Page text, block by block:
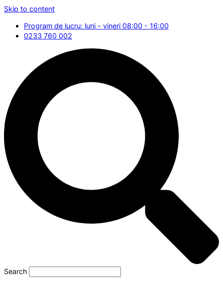
Skip to content
Program de lucru: luni - vineri 08:00 - 16:00
0233 760 002
Search